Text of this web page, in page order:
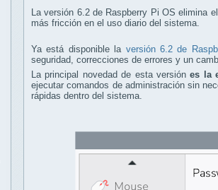
La versión 6.2 de Raspberry Pi OS elimina
más fricción en el uso diario del sistema.
Ya está disponible la versión 6.2 de
seguridad, correcciones de errores y un
La principal novedad de esta versiónes la
ejecutar comandos de administración sin
rápidas dentro del sistema.